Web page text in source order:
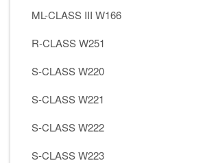
ML-CLASS III W166
R-CLASS W251
S-CLASS W220
S-CLASS W221
S-CLASS W222
S-CLASS W223